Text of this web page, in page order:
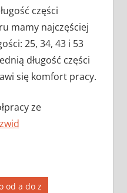
części
mamy najczęściej
25, 34, 43 i 53
długość części
się komfort pracy.
ze
od a do z